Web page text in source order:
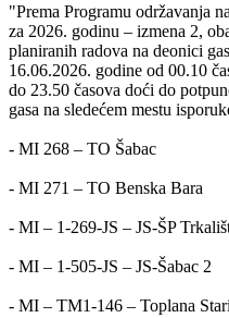
"Prema Programu održavanja
za 2026. godinu – izmena 2,
planiranih radova na deonici
16.06.2026. godine od 00.10
do 23.50 časova doći do
gasa na sledećem mestu
- MI 268 – TO Šabac
- MI 271 – TO Benska Bara
- MI – 1-269-JS – JS-ŠP
- MI – 1-505-JS – JS-Šabac 2
- MI – TM1-146 – Toplana